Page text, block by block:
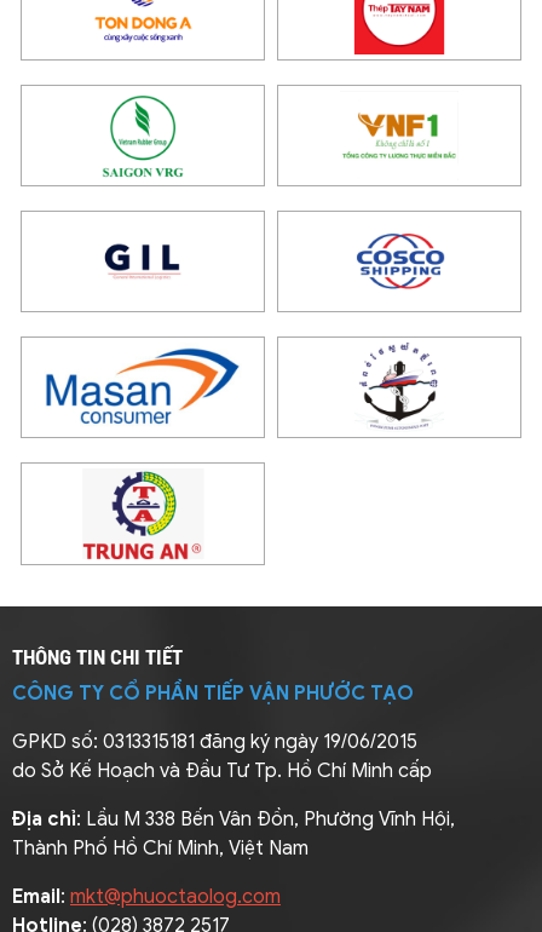
THÔNG TIN CHI TIẾT
CÔNG TY CỔ PHẦN TIẾP VẬN PHƯỚC TẠO
GPKD số: 0313315181 đăng ký ngày 19/06/2015
do Sở Kế Hoạch và Đầu Tư Tp. Hồ Chí Minh cấp
Địa chỉ: Lầu M 338 Bến Vân Đồn, Phường Vĩnh Hội,
Thành Phố Hồ Chí Minh, Việt Nam
Email: mkt@phuoctaolog.com
Hotline: (028) 3872 2517